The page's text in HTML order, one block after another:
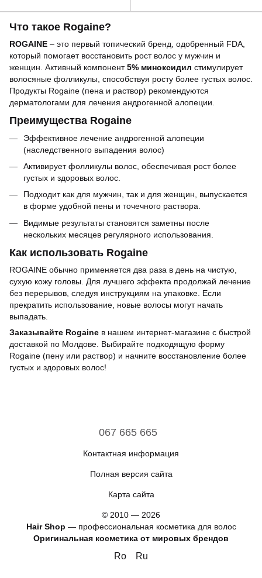
Что такое Rogaine?
ROGAINE – это первый топический бренд, одобренный FDA,
который помогает восстановить рост волос у мужчин и
женщин. Активный компонент5% миноксидил стимулирует
волосяные фолликулы, способствуя росту более густых волос.
Продукты Rogaine (пена и раствор) рекомендуются
дерматологами для лечения андрогенной алопеции.
Преимущества Rogaine
Эффективное лечение андрогенной алопеции
(наследственного выпадения волос)
Активирует фолликулы волос, обеспечивая рост более
густых и здоровых волос.
Подходит как для мужчин, так и для женщин, выпускается
в форме удобной пены и точечного раствора.
Видимые результаты становятся заметны после
нескольких месяцев регулярного использования.
Как использовать Rogaine
ROGAINE обычно применяется два раза в день на чистую,
сухую кожу головы. Для лучшего эффекта продолжай лечение
без перерывов, следуя инструкциям на упаковке. Если
прекратить использование, новые волосы могут начать
выпадать.
Заказывайте Rogaine в нашем интернет-магазине с быстрой
доставкой по Молдове. Выбирайте подходящую форму
Rogaine (пену или раствор) и начните восстановление более
густых и здоровых волос!
067 665 665
Контактная информация
Полная версия сайта
Карта сайта
© 2010 — 2026
Hair Shop — профессиональная косметика для волос
Оригинальная косметика от мировых брендов
Ro Ru